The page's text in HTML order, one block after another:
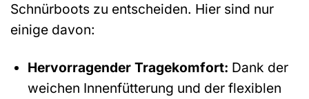
Schnürboots zu entscheiden. Hier sind nur
einige davon:
Hervorragender Tragekomfort: Dank der
weichen Innenfütterung und der flexiblen